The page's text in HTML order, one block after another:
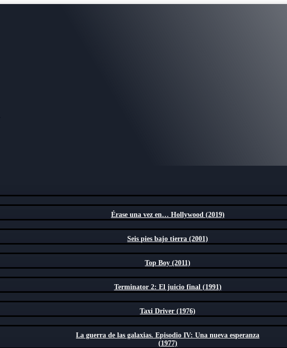
Érase una vez en… Hollywood (2019)
Seis pies bajo tierra (2001)
Top Boy (2011)
Terminator 2: El juicio final (1991)
Taxi Driver (1976)
La guerra de las galaxias. Episodio IV: Una nueva esperanza
(1977)